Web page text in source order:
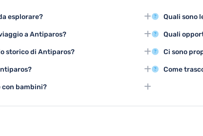
esplorare?
cristalline, grotte suggestive e un villaggio
fascino autentico e paesaggi mozzafiato.
a Antiparos?
maggio e ottobre, quando il clima è caldo
e delle attività all'aperto.
storico di Antiparos?
i turisti possono scoprire la
origini antiche.
immersioni, trekking costiero e mountain
bambini?
Quali sono
Le principali
del
Quali
Antiparos
artigianali
Ci sono
L'isola offre
pacchetti
Come